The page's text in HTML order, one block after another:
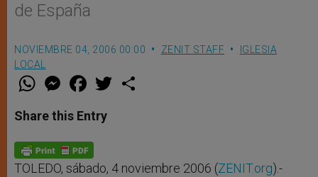
de España
NOVIEMBRE 04, 2006 00:00 ZENIT STAFF
IGLESIA
LOCAL
W
t
s
p
p
M
e
s
e
g
e
r
F
a
e
b
o
k
w
Share this Entry
TOLEDO, sábado, 4 noviembre 2006 (ZENIT.org).-